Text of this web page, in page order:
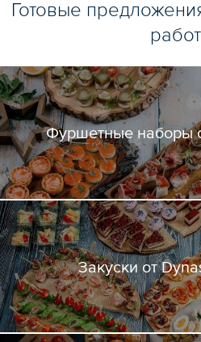
Готовые
Фуршетные наборы
Закуски от